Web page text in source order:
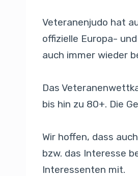
Veteranenjudo hat
offizielle Europa-
auch immer wieder
Das
bis hin zu 80+. Die
Wir hoffen, dass
bzw. das Interesse
Interessenten mit.